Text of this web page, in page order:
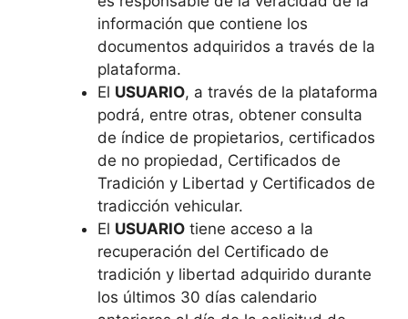
información que contiene los
documentos adquiridos a través de la
plataforma.
El USUARIO, a través de la plataforma
podrá, entre otras, obtener consulta
de índice de propietarios, certificados
de no propiedad, Certificados de
Tradición y Libertad y Certificados de
tradicción vehicular.
El USUARIOtiene acceso a la
recuperación del Certificado de
tradición y libertad adquirido durante
los últimos 30 días calendario